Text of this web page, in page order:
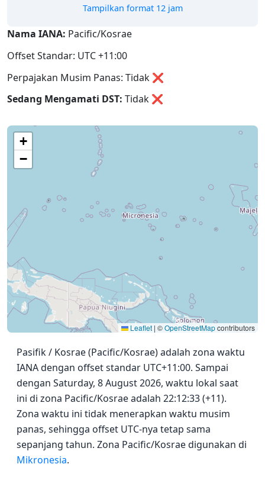
Tampilkan format 12 jam
Nama IANA: Pacific/Kosrae
Offset Standar: UTC +11:00
Perpajakan Musim Panas: Tidak ❌
Sedang Mengamati DST: Tidak ❌
+
−
Leaflet | ©OpenStreetMapcontributors
Pasifik / Kosrae (Pacific/Kosrae) adalah zona waktu
IANA dengan offset standar UTC+11:00. Sampai
dengan Saturday, 8 August 2026, waktu lokal saat
ini di zona Pacific/Kosrae adalah 22:12:33 (+11).
Zona waktu ini tidak menerapkan waktu musim
panas, sehingga offset UTC-nya tetap sama
sepanjang tahun. Zona Pacific/Kosrae digunakan di
Mikronesia.